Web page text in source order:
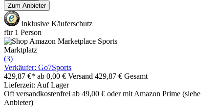
Zum Anbieter
inklusive Käuferschutz
für 1 Person
Marktplatz
(3)
Verkäufer: Go7Sports
429,87 €* ab 0,00 € Versand 429,87 € Gesamt
Lieferzeit: Auf Lager
Oft versandkostenfrei ab 49,00 € oder mit Amazon Prime (siehe
Anbieter)